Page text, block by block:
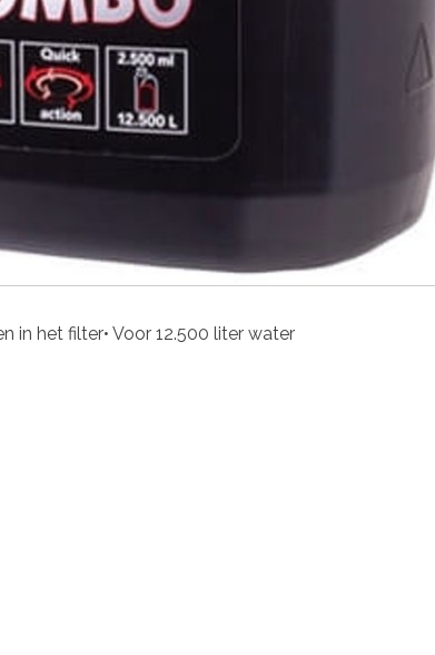
in het filter• Voor 12.500 liter water